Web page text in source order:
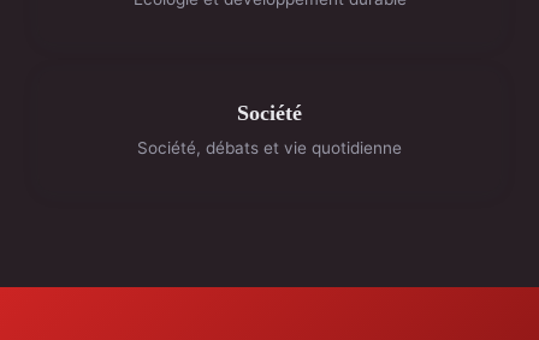
Société
Société, débats et vie quotidienne